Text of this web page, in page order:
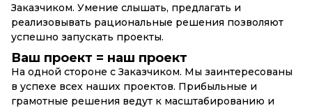
Заказчиком. Умение слышать, предлагать и
реализовывать рациональные решения позволяют
успешно запускать проекты.
Ваш проект = наш проект
На одной стороне с Заказчиком. Мы заинтересованы
в успехе всех наших проектов. Прибыльные и
грамотные решения ведут к масштабированию и